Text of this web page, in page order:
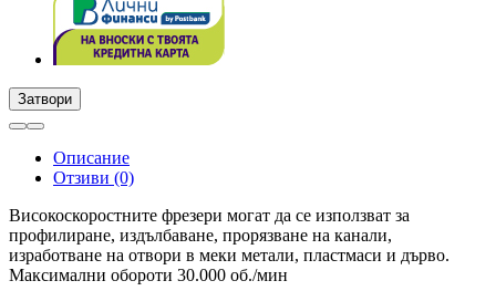
Затвори
Описание
Отзиви (0)
Високоскоростните фрезери могат да се използват за
профилиране, издълбаване, прорязване на канали,
изработване на отвори в меки метали, пластмаси и дърво.
Максимални обороти 30.000 об./мин